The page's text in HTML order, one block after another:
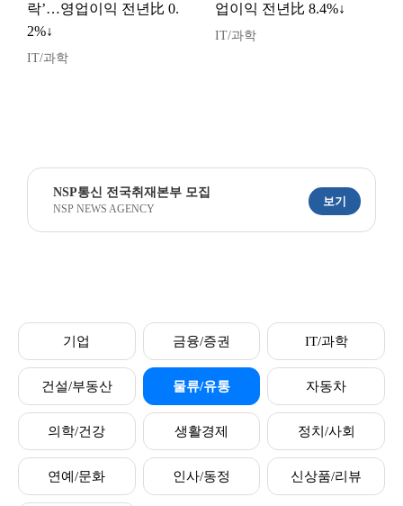
락’…영업이익 전년比 0.
2%↓
IT/과학
업이익 전년比 8.4%↓
IT/과학
NSP통신 전국취재본부 모집
NSP NEWS AGENCY
보기
기업 금융/증권 IT/과학
건설/부동산 물류/유통 자동차
의학/건강 생활경제 정치/사회
연예/문화 인사/동정 신상품/리뷰